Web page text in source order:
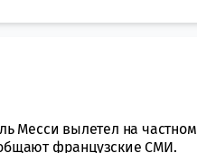
Месси вылетел на частном
французские СМИ.